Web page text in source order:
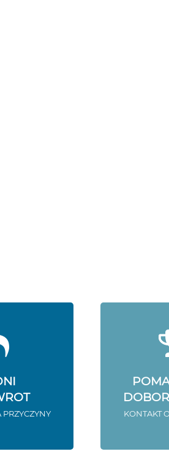
KONTAKT